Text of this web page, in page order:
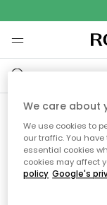
Ooops,
We care about
We use cookies to
our traffic. You
essential cookies
cookies may affect
policy Google's